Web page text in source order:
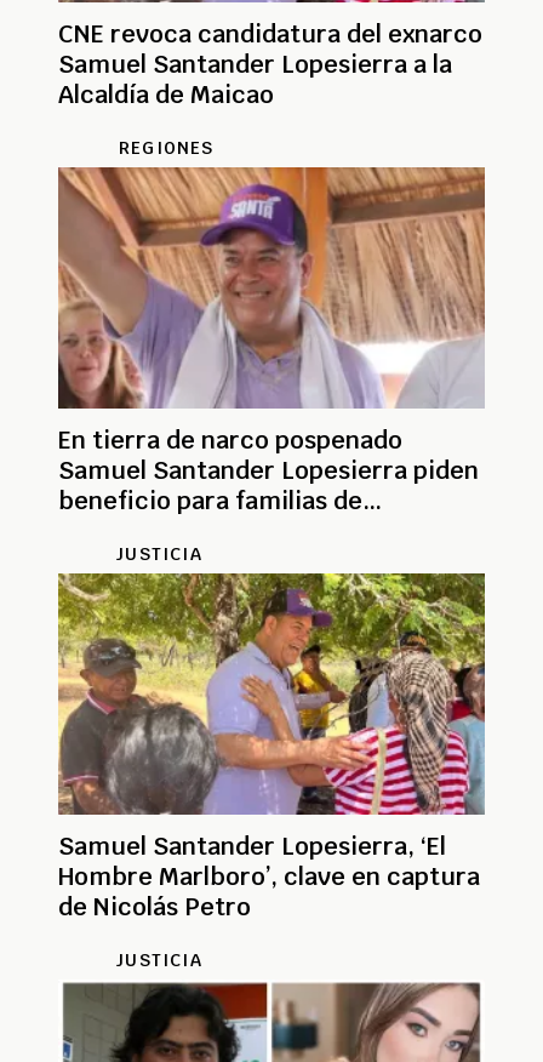
CNE revoca candidatura del exnarco
Samuel Santander Lopesierra a la
Alcaldía de Maicao
REGIONES
En tierra de narco pospenado
Samuel Santander Lopesierra piden
beneficio para familias de
JUSTICIA
Samuel Santander Lopesierra, ‘El
Hombre Marlboro’, clave en captura
de Nicolás Petro
JUSTICIA